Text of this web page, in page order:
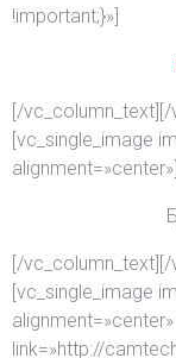
!important;}»]
[/vc_column_text][/
[vc_single_image
[/vc_column_text][/
[vc_single_image
link=»http://